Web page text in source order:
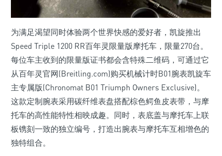
为满足渴望同时体验两个世界快感的爱好者，凯旋推出
Speed Triple 1200 RR百年灵限量版摩托车，限量270台。
每位车主收到的限量版证书都会含特殊二维码，可通过它
从百年灵官网(Breitling.com)购买机械计时B01腕表凯旋车
主专属版(Chronomat B01 Triumph Owners Exclusive)。
这款定制腕表采用碳纤维表盘搭配棕色鳄鱼皮表带，与摩
托车的高性能特性相映成趣。同时，表底盖与摩托车上联
板镌刻一致的独立编号，打造出腕表与摩托车互相增色的
独特组合。